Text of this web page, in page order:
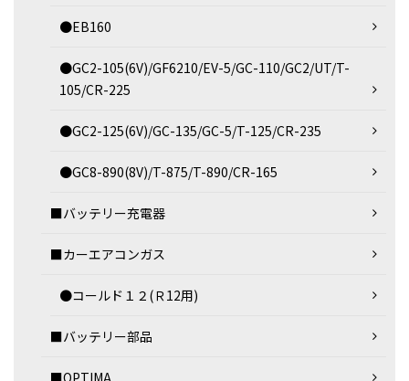
●EB160
●GC2-105(6V)/GF6210/EV-5/GC-110/GC2/UT/T-
105/CR-225
●GC2-125(6V)/GC-135/GC-5/T-125/CR-235
●GC8-890(8V)/T-875/T-890/CR-165
■バッテリー充電器
■カーエアコンガス
●コールド１２(Ｒ12用)
■バッテリー部品
■OPTIMA